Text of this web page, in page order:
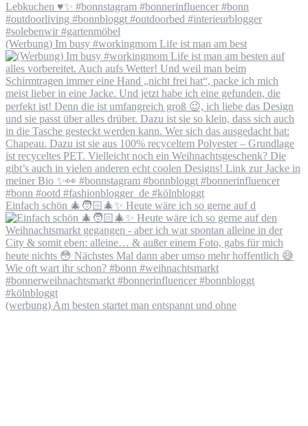
(Werbung) Im busy #workingmom Life ist man am best
Einfach schön 🎄🧑🏻‍🎄✨ Heute wäre ich so gerne auf d
(werbung) Am besten startet man entspannt und ohne